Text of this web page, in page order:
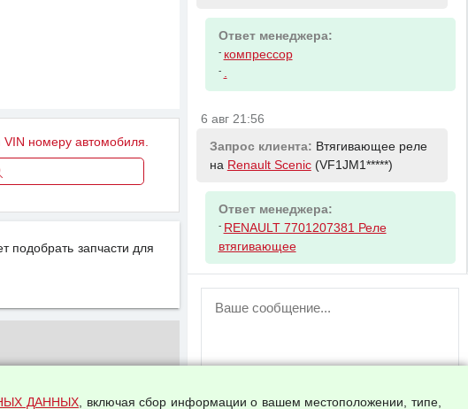
VIN номеру автомобиля.
подобрать запчасти для
ДАННЫХ, включая сбор информации о вашем местоположении, типе,
Ответ менеджера:
- компрессор
-
6 авг 21:56
Запрос клиента: Втягивающее реле
на Renault Scenic(VF1JM1*****)
Ответ менеджера:
- RENAULT 7701207381 Реле
втягивающее
ВНИМАНИЕ!
пользователей временно отключена!
аккаунт.